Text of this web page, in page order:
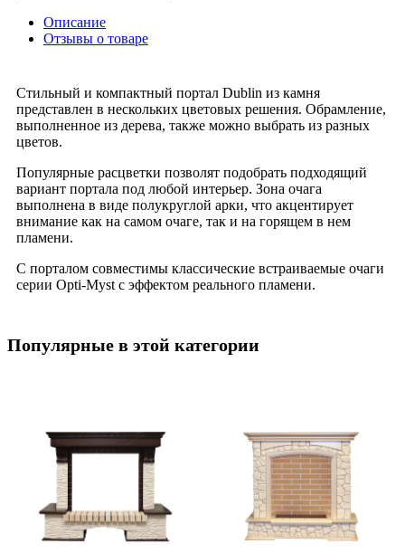
Описание
Отзывы о товаре
Стильный и компактный портал Dublin из камня
представлен в нескольких цветовых решения. Обрамление,
выполненное из дерева, также можно выбрать из разных
цветов.
Популярные расцветки позволят подобрать подходящий
вариант портала под любой интерьер. Зона очага
выполнена в виде полукруглой арки, что акцентирует
внимание как на самом очаге, так и на горящем в нем
пламени.
С порталом совместимы классические встраиваемые очаги
серии Opti-Myst с эффектом реального пламени.
Популярные в этой категории